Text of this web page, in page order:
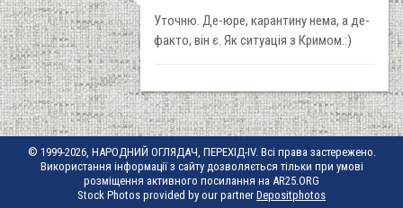
Уточню. Де-юре, карантину нема, а де-
факто, він є. Як ситуація з Кримом.:)
© 1999-2026, НАРОДНИЙ ОГЛЯДАЧ, ПЕРЕХІД-IV. Всі права застережено.
Використання інформації з сайту дозволяється тільки при умові
розміщення активного посилання на AR25.ORG
Stock Photos provided by our partner Depositphotos